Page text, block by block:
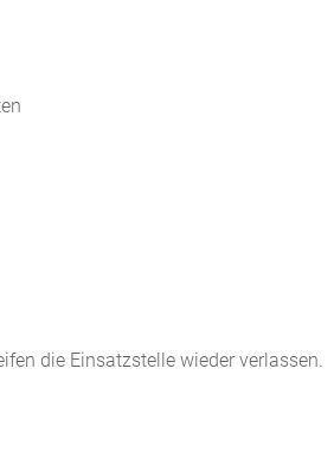
die Einsatzstelle wieder verlassen.